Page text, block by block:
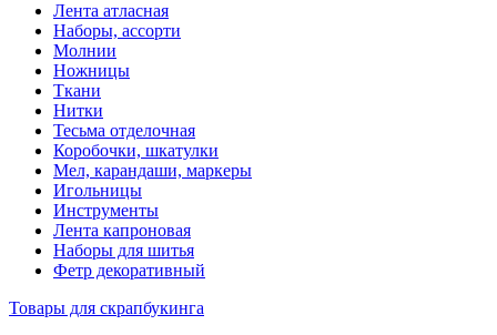
Лента атласная
Наборы, ассорти
Молнии
Ножницы
Ткани
Нитки
Тесьма отделочная
Коробочки, шкатулки
Мел, карандаши, маркеры
Игольницы
Инструменты
Лента капроновая
Наборы для шитья
Фетр декоративный
Товары для скрапбукинга